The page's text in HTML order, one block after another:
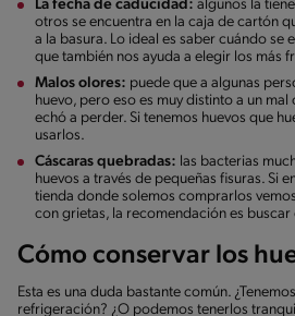
La fecha de caducidad: algunos la
otros se encuentra en la caja de cartón
a la basura. Lo ideal es saber cuándo se
que también nos ayuda a elegir los más
Malos olores: puede que a algunas
huevo, pero eso es muy distinto a un
echó a perder. Si tenemos huevos que
usarlos.
Cáscaras quebradas: las bacterias
huevos a través de pequeñas fisuras. Si
tienda donde solemos comprarlos
con grietas, la recomendación es buscar
Cómo conservar los
Esta es una duda bastante común.
refrigeración? ¿O podemos tenerlos